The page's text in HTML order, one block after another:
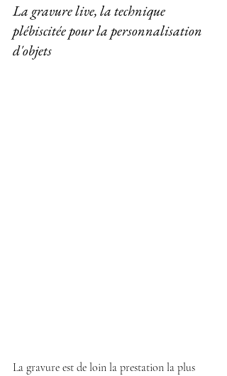
La gravure live, la technique
plébiscitée pour la personnalisation
d'objets
La gravure est de loin la prestation la plus